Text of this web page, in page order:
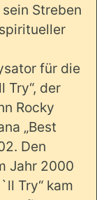
Streben
für die
Try“, der
Rocky
„Best
Den
Jahr 2000
Try“ kam